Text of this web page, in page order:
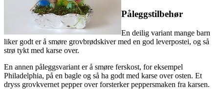
Påleggstilbehør
En deilig variant mange barn
liker godt er å smøre grovbrødskiver med en god leverpostei, og så
strø tykt med karse over.
En annen påleggsvariant er å smøre ferskost, for eksempel
Philadelphia, på en bagle og så ha godt med karse over osten. Et
dryss grovkvernet pepper over forsterker peppersmaken fra karsen.